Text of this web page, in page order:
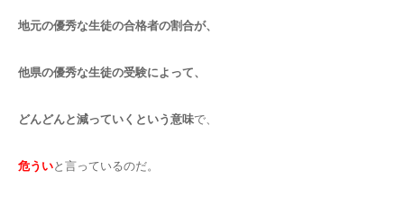
地元の優秀な生徒の合格者の割合が、
他県の優秀な生徒の受験によって、
どんどんと減っていくという意味で、
危ういと言っているのだ。